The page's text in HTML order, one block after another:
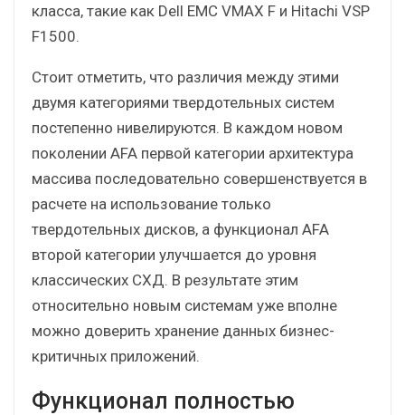
класса, такие как Dell EMC VMAX F и Hitachi VSP
F1500.
Стоит отметить, что различия между этими
двумя категориями твердотельных систем
постепенно нивелируются. В каждом новом
поколении AFA первой категории архитектура
массива последовательно совершенствуется в
расчете на использование только
твердотельных дисков, а функционал AFA
второй категории улучшается до уровня
классических СХД. В результате этим
относительно новым системам уже вполне
можно доверить хранение данных бизнес-
критичных приложений.
Функционал полностью